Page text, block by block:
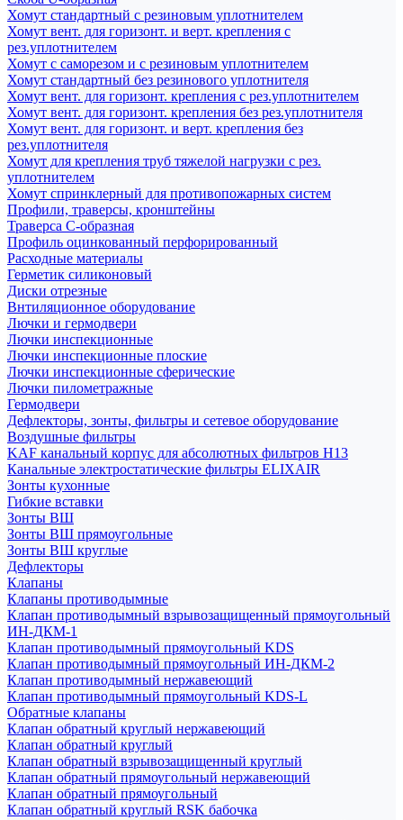
Хомут стандартный с резиновым уплотнителем
Хомут вент. для горизонт. и верт. крепления с
рез.уплотнителем
Хомут с саморезом и с резиновым уплотнителем
Хомут стандартный без резинового уплотнителя
Хомут вент. для горизонт. крепления с рез.уплотнителем
Хомут вент. для горизонт. крепления без рез.уплотнителя
Хомут вент. для горизонт. и верт. крепления без
рез.уплотнителя
Хомут для крепления труб тяжелой нагрузки с рез.
уплотнителем
Хомут спринклерный для противопожарных систем
Профили, траверсы, кронштейны
Траверса С-образная
Профиль оцинкованный перфорированный
Расходные материалы
Герметик силиконовый
Диски отрезные
Внтиляционное оборудование
Лючки и гермодвери
Лючки инспекционные
Лючки инспекционные плоские
Лючки инспекционные сферические
Лючки пилометражные
Гермодвери
Дефлекторы, зонты, фильтры и сетевое оборудование
Воздушные фильтры
KAF канальный корпус для абсолютных фильтров H13
Канальные электростатические фильтры ELIXAIR
Зонты кухонные
Гибкие вставки
Зонты ВШ
Зонты ВШ прямоугольные
Зонты ВШ круглые
Дефлекторы
Клапаны
Клапаны противодымные
Клапан противодымный взрывозащищенный прямоугольный
ИН-ДКМ-1
Клапан противодымный прямоугольный KDS
Клапан противодымный прямоугольный ИН-ДКМ-2
Клапан противодымный нержавеющий
Клапан противодымный прямоугольный KDS-L
Обратные клапаны
Клапан обратный круглый нержавеющий
Клапан обратный круглый
Клапан обратный взрывозащищенный круглый
Клапан обратный прямоугольный нержавеющий
Клапан обратный прямоугольный
Клапан обратный круглый RSK бабочка